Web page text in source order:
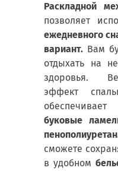
Раскладной
позволяет
ежедневного
вариант. Вам
отдыхать на
здоровья.
эффект
буковые
сможете
в удобном